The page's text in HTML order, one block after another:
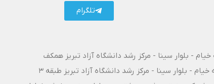
تلگرام
- بلوار سینا - مرکز رشد دانشگاه آزاد تبریز همکف
- بلوار سینا - مرکز رشد دانشگاه آزاد تبریز طبقه 3